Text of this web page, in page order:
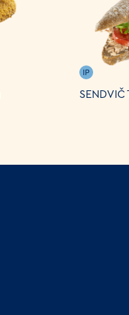
SENDVIČ
IP